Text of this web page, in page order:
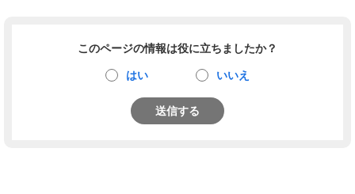
このページの情報は役に立ちましたか？
はい いいえ
送信する